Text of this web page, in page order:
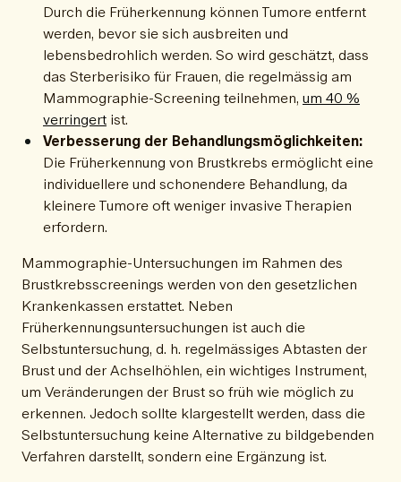
Durch die Früherkennung können Tumore entfernt
werden, bevor sie sich ausbreiten und
lebensbedrohlich werden. So wird geschätzt, dass
das Sterberisiko für Frauen, die regelmässig am
Mammographie-Screening teilnehmen, um 40 %
verringert ist.
Verbesserung der Behandlungsmöglichkeiten:
Die Früherkennung von Brustkrebs ermöglicht eine
individuellere und schonendere Behandlung, da
kleinere Tumore oft weniger invasive Therapien
erfordern.
Mammographie-Untersuchungen im Rahmen des
Brustkrebsscreenings werden von den gesetzlichen
Krankenkassen erstattet. Neben
Früherkennungsuntersuchungen ist auch die
Selbstuntersuchung, d. h. regelmässiges Abtasten der
Brust und der Achselhöhlen, ein wichtiges Instrument,
um Veränderungen der Brust so früh wie möglich zu
erkennen. Jedoch sollte klargestellt werden, dass die
Selbstuntersuchung keine Alternative zu bildgebenden
Verfahren darstellt, sondern eine Ergänzung ist.